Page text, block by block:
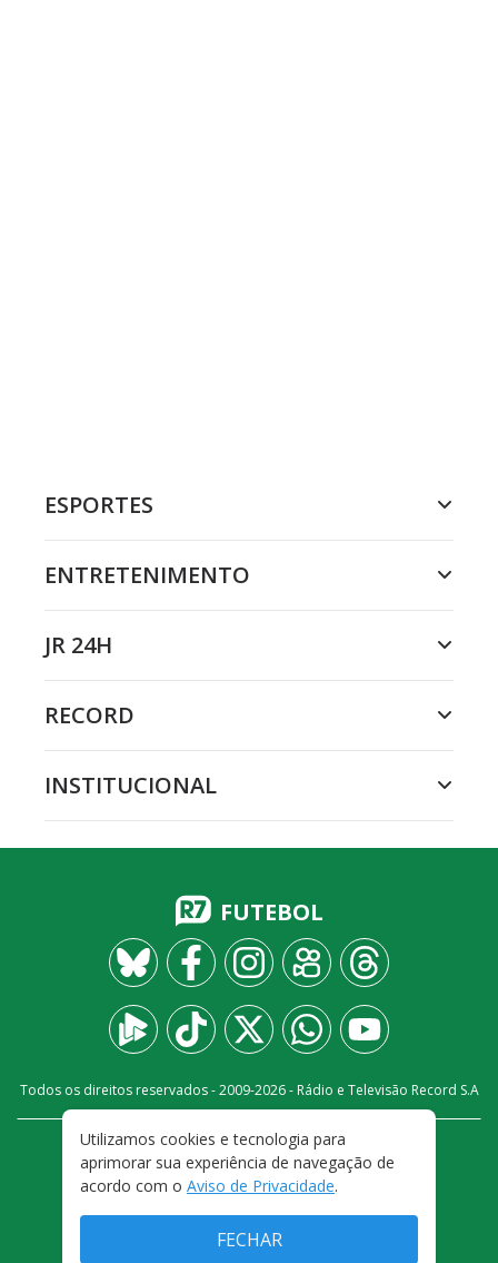
ESPORTES
ENTRETENIMENTO
JR 24H
RECORD
INSTITUCIONAL
FUTEBOL
Todos os direitos reservados - 2009-2026- Rádio e Televisão Record S.A
FALE CONOSCO
PRIVACIDADE
TERMOS E CONDIÇÕES DE USO
Utilizamos cookies e tecnologia para
aprimorar sua experiência de navegação de
acordo com o Aviso de Privacidade.
FECHAR